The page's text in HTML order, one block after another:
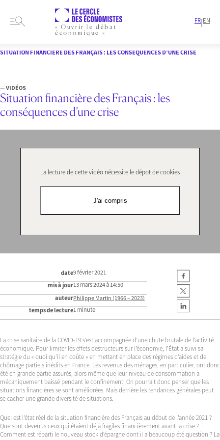
« Ouvrir le débat
économique »
FR|EN
SITUATION FINANCIÈRE DES FRANÇAIS : LES CONSÉQUENCES D’UNE CRISE
— VIDÉOS
Situation financière des Français : les
conséquences d’une crise
La lecture de cette vidéo nécessite le dépot de cookies
J'ai compris
date9 février 2021
mis à jour13 mars 2024 à 14:50
auteurPhilippe Martin (1966 – 2023)
temps de lecture1 minute
La crise sanitaire de la COVID-19 s’est accompagnée d’une chute brutale de l’activité
économique. Pour limiter les effets destructeurs sur l’économie, l’État a suivi sa
stratégie du « quoi qu’il en coûte » en mettant en place des régimes d’aides et de
chômage partiels inédits en France. Les revenus des ménages, en particulier, ont donc
été en grande partie assurés, alors même que leur niveau de consommation a
mécaniquement baissé pendant le confinement. On pourrait donc penser que les
situations financières se sont améliorées. Mais derrière les tendances générales peut
se cacher une grande diversité de situations.
Quel est l’état réel de la situation financière des Français au début de l’année 2021 ?
Que sont devenus ceux qui étaient déjà fragiles financièrement avant la crise ?
Comment est réparti le nouveau stock d’épargne dont il a beaucoup été question ? La